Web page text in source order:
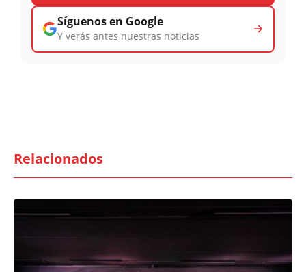
Síguenos en Google
Y verás antes nuestras noticias
Relacionados